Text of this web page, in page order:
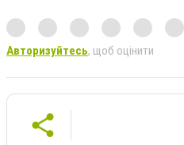
Авторизуйтесь, щоб оцінити